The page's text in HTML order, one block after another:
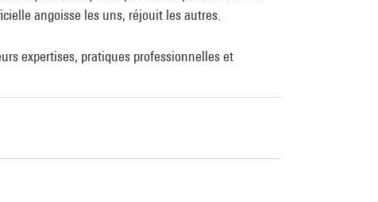
angoisse les uns, réjouit les autres.
expertises, pratiques professionnelles et